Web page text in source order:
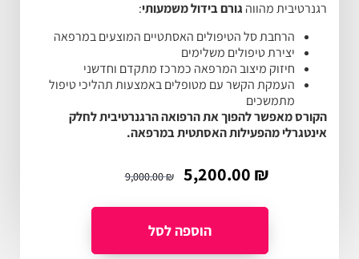
רגנרטיבית מהווה גורם בידול משמעותי:
הרחבת סל הטיפולים האסתטיים המוצעים במרפאה
יצירת טיפולים משלימים
חיזוק מיצוב המרפאה כמרכז מתקדם וחדשני
העמקת הקשר עם מטופלים באמצעות תהליכי טיפול
מתמשכים
הקורס מאפשר להפוך את הרפואה הרגנרטיבית לחלק
אינטגרלי מהפעילות האסתטית במרפאה.
5,200.00 ₪
9,000.00₪